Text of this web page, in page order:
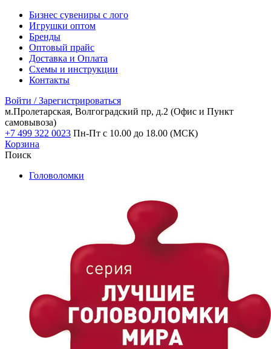
Бизнес сувениры с лого
Игрушки оптом
Бренды
Оптовый прайс
Доставка и Оплата
Схемы и инструкции
Контакты
Войти / Зарегистрироваться
м.Пролетарская, Волгоградский пр, д.2 (Офис и Пункт
самовывоза)
+7 499 322 0023 Пн-Пт с 10.00 до 18.00 (МСК)
Корзина
Поиск
Головоломки